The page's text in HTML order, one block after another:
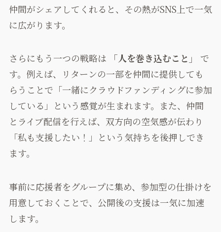
仲間がシェアしてくれると、その熱がSNS上で一気
に広がります。
さらにもう一つの戦略は 「人を巻き込むこと」
で
す。例えば、リターンの一部を仲間に提供しても
らうことで「一緒にクラウドファンディングに参加
している」という感覚が生まれます。また、仲間
とライブ配信を行えば、双方向の空気感が伝わり
「私も支援したい！」という気持ちを後押しでき
ます。
事前に応援者をグループに集め、参加型の仕掛けを
用意しておくことで、公開後の支援は一気に加速
します。